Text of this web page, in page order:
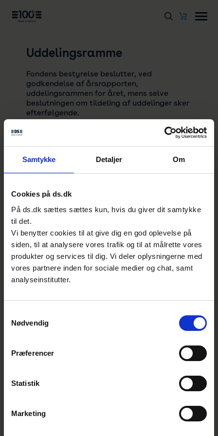
Samtykke Detaljer Om
Cookies på ds.dk
På ds.dk sættes sættes kun, hvis du giver dit samtykke
til det.
Vi benytter cookies til at give dig en god oplevelse på
siden, til at analysere vores trafik og til at målrette vores
produkter og services til dig. Vi deler oplysningerne med
vores partnere inden for sociale medier og chat, samt
analyseinstitutter.
Nødvendig
Præferencer
Statistik
Marketing
Uddelingsramme
Fondens bestyrelse beslutter, ved
godkendelse af årsrapporten,
uddelingsrammen for året, mens selve
beslutningen om tildeling af uddelinger sker
efterfølgende.
projektet, og projekter hvor Fonden Dansk
Bevillingerne vil fokusere på finansiering af
projekter, mens driftsfinansiering kun
undtagelsesvis og i en begrænset periode, fx
i en opstartsfase, kan finde sted.
I 2025 er uddelingsrammen 2 mio. DKK.
I 2024 var uddelingsrammen på 3 mio.
Kontakt